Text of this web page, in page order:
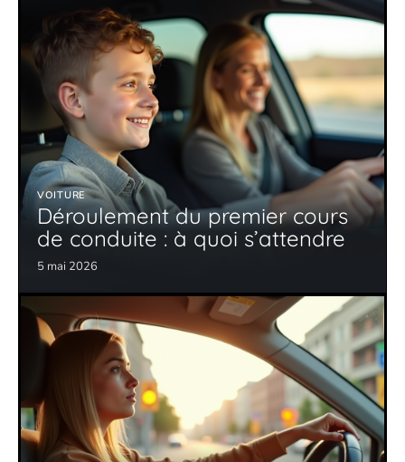
VOITURE
Déroulement du premier cours
de conduite : à quoi s’attendre
5 mai 2026